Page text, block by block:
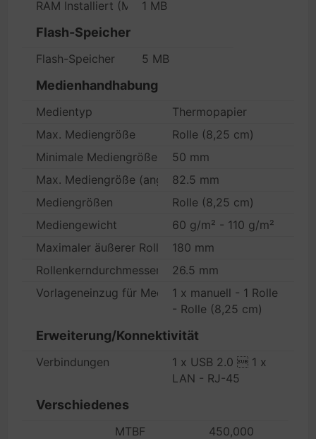
RAM Installiert (Max.)1 MB
Flash-Speicher
Flash-Speicher 5 MB
Medienhandhabung
Medientyp
Thermopapier
Max. Mediengröße
Rolle (8,25 cm)
Minimale Mediengröße (Angepasst)
50 mm
Max. Mediengröße (angepasst)
82.5 mm
Mediengrößen
Rolle (8,25 cm)
Mediengewicht
60 g/m² - 110 g/m²
Maximaler äußerer Rollendurchmesser
180 mm
Rollenkerndurchmesser
26.5 mm
Vorlageneinzug für Medien1 x manuell - 1 Rolle
- Rolle (8,25 cm)
Erweiterung/Konnektivität
Verbindungen
1 x USB 2.0  1 x
LAN - RJ-45
Verschiedenes
MTBF
450,000